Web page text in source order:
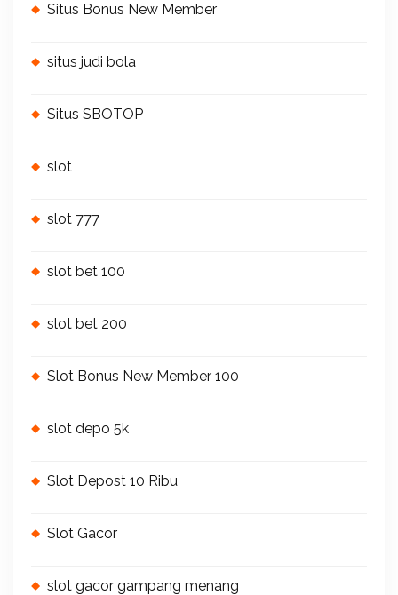
Situs Bonus New Member
situs judi bola
Situs SBOTOP
slot
slot 777
slot bet 100
slot bet 200
Slot Bonus New Member 100
slot depo 5k
Slot Depost 10 Ribu
Slot Gacor
slot gacor gampang menang